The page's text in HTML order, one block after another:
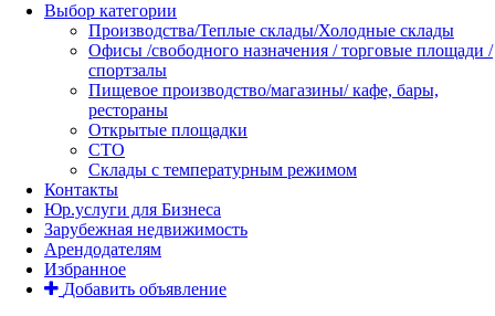
Выбор категории
Производства/Теплые склады/Холодные склады
Офисы /свободного назначения / торговые площади /
спортзалы
Пищевое производство/магазины/ кафе, бары,
рестораны
Открытые площадки
СТО
Склады с температурным режимом
Контакты
Юр.услуги для Бизнеса
Зарубежная недвижимость
Арендодателям
Избранное
Добавить объявление